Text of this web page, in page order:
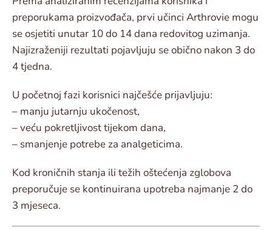
preporukama proizvođača, prvi učinci Arthrovie mogu
se osjetiti unutar 10 do 14 dana redovitog uzimanja.
Najizraženiji rezultati pojavljuju se obično nakon 3 do
4 tjedna.
U početnoj fazi korisnici najčešće prijavljuju:
– manju jutarnju ukočenost,
– veću pokretljivost tijekom dana,
– smanjenje potrebe za analgeticima.
Kod kroničnih stanja ili težih oštećenja zglobova
preporučuje se kontinuirana upotreba najmanje 2 do
3 mjeseca.